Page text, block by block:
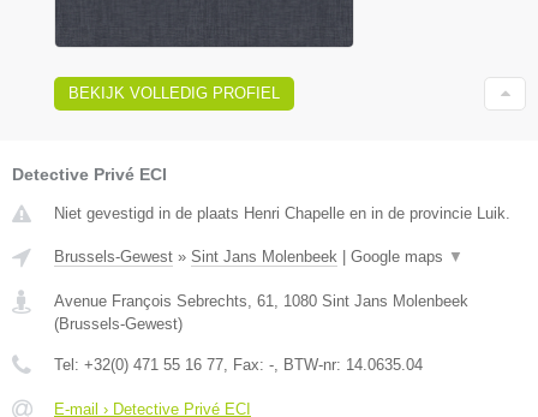
BEKIJK VOLLEDIG PROFIEL
Detective Privé ECI
Niet gevestigd in de plaats Henri Chapelle en in de provincie Luik.
Brussels-Gewest » Sint Jans Molenbeek | Google maps ▼
Avenue François Sebrechts, 61 1080 Sint Jans Molenbeek
(Brussels-Gewest)
Tel: +32(0) 471 55 16 77 , Fax: - , BTW-nr: 14.0635.04
E-mail › Detective Privé ECI